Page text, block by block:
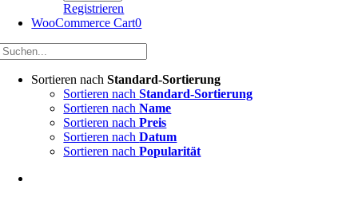
Registrieren
WooCommerce Cart0
Sortieren nachStandard-Sortierung
Sortieren nachStandard-Sortierung
Sortieren nachName
Sortieren nachPreis
Sortieren nachDatum
Sortieren nachPopularität